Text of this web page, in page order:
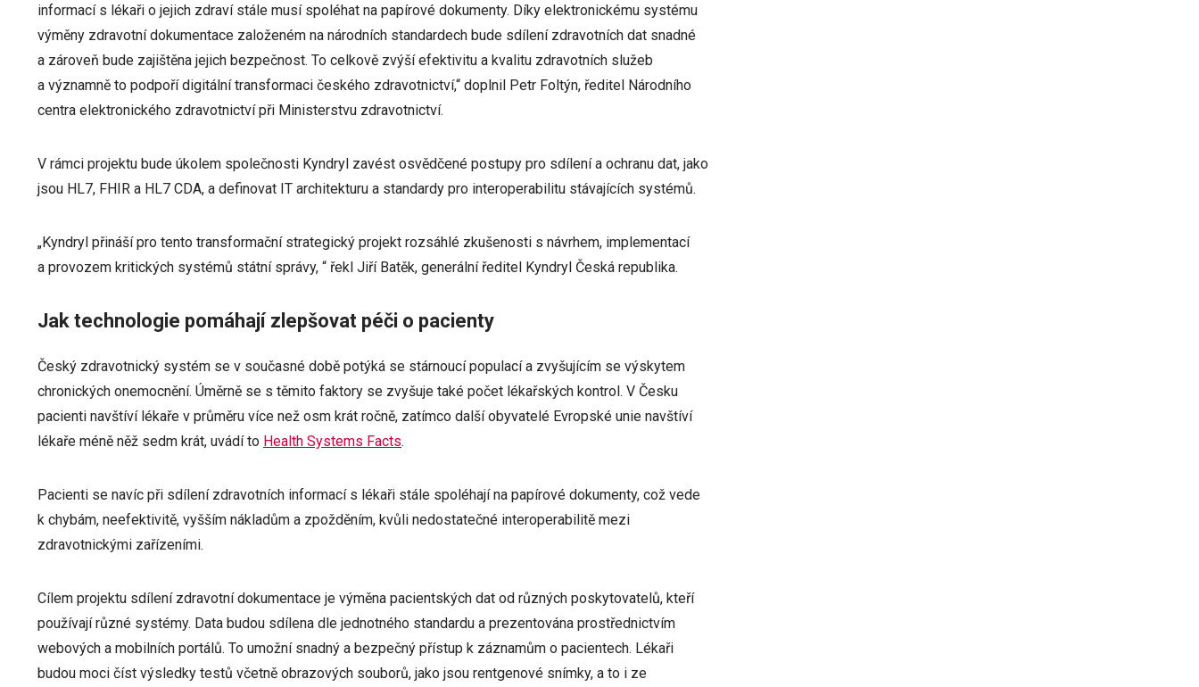
informací s lékaři o jejich zdraví stále musí spoléhat na papírové dokumenty. Díky elektronickému systému
výměny zdravotní dokumentace založeném na národních standardech bude sdílení zdravotních dat snadné
a zároveň bude zajištěna jejich bezpečnost. To celkově zvýší efektivitu a kvalitu zdravotních služeb
a významně to podpoří digitální transformaci českého zdravotnictví,“ doplnil Petr Foltýn, ředitel Národního
centra elektronického zdravotnictví při Ministerstvu zdravotnictví.
V rámci projektu bude úkolem společnosti Kyndryl zavést osvědčené postupy pro sdílení a ochranu dat, jako
jsou HL7, FHIR a HL7 CDA, a definovat IT architekturu a standardy pro interoperabilitu stávajících systémů.
„Kyndryl přináší pro tento transformační strategický projekt rozsáhlé zkušenosti s návrhem, implementací
a provozem kritických systémů státní správy, “ řekl Jiří Batěk, generální ředitel Kyndryl Česká republika.
Jak technologie pomáhají zlepšovat péči o pacienty
Český zdravotnický systém se v současné době potýká se stárnoucí populací a zvyšujícím se výskytem
chronických onemocnění. Úměrně se s těmito faktory se zvyšuje také počet lékařských kontrol. V Česku
pacienti navštíví lékaře v průměru více než osm krát ročně, zatímco další obyvatelé Evropské unie navštíví
lékaře méně něž sedm krát, uvádí to Health Systems Facts.
Pacienti se navíc při sdílení zdravotních informací s lékaři stále spoléhají na papírové dokumenty, což vede
k chybám, neefektivitě, vyšším nákladům a zpožděním, kvůli nedostatečné interoperabilitě mezi
zdravotnickými zařízeními.
Cílem projektu sdílení zdravotní dokumentace je výměna pacientských dat od různých poskytovatelů, kteří
používají různé systémy. Data budou sdílena dle jednotného standardu a prezentována prostřednictvím
webových a mobilních portálů. To umožní snadný a bezpečný přístup k záznamům o pacientech. Lékaři
budou moci číst výsledky testů včetně obrazových souborů, jako jsou rentgenové snímky, a to i ze